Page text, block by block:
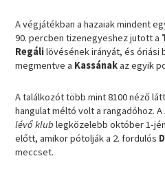
A végjátékban a hazaiak mindent
90. percben tizenegyeshez jutott a
Regálilövésének irányát, és óriási
megmentve a Kassánakaz egyik
A találkozót több mint 8100 néző
hangulat méltó volt a rangadóhoz. A
lévő klublegközelebb október 1-
előtt, amikor pótolják a 2. fordulós
meccset.